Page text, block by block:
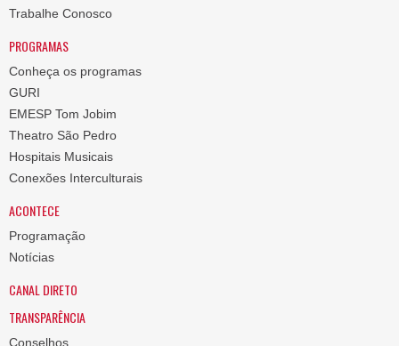
Trabalhe Conosco
PROGRAMAS
Conheça os programas
GURI
EMESP Tom Jobim
Theatro São Pedro
Hospitais Musicais
Conexões Interculturais
ACONTECE
Programação
Notícias
CANAL DIRETO
TRANSPARÊNCIA
Conselhos